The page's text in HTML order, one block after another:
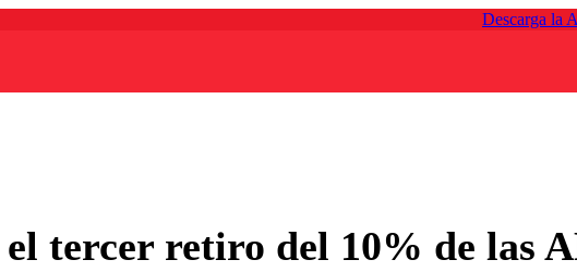
Descarga la
tercer retiro del 10% de las